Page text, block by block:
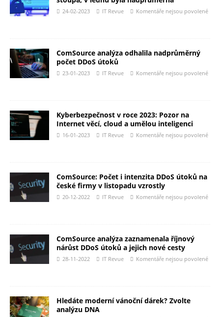
24-02-2023 IT Revue Komentáře nejsou povolené
ComSource analýza odhalila nadprůměrný
počet DDoS útoků
23-01-2023 IT Revue Komentáře nejsou povolené
Kyberbezpečnost v roce 2023: Pozor na
Internet věcí, cloud a umělou inteligenci
16-01-2023 IT Revue Komentáře nejsou povolené
ComSource: Počet i intenzita DDoS útoků na
české firmy v listopadu vzrostly
20-12-2022 IT Revue Komentáře nejsou povolené
ComSource analýza zaznamenala říjnový
nárůst DDoS útoků a jejich nové cesty
28-11-2022 IT Revue Komentáře nejsou povolené
Hledáte moderní vánoční dárek? Zvolte
analýzu DNA